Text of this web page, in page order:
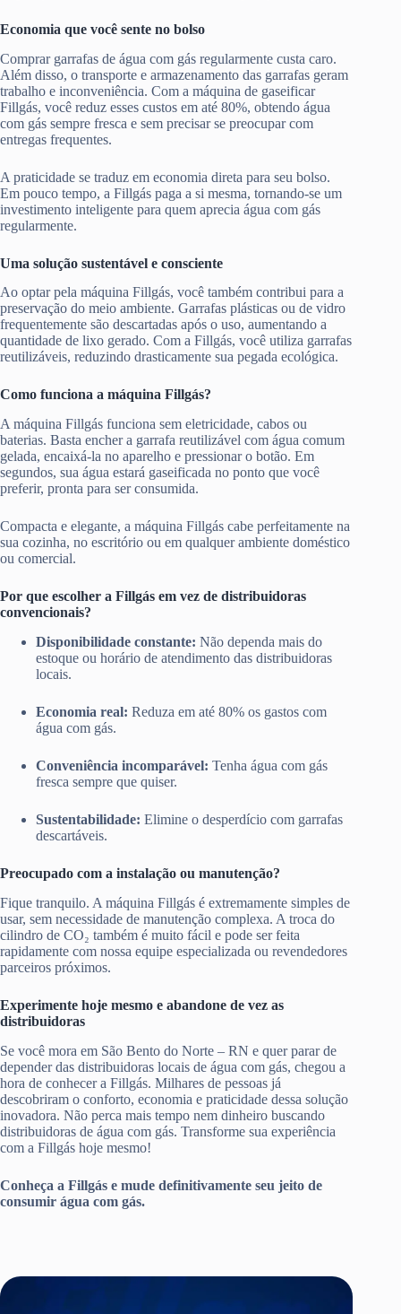
Economia que você sente no bolso
Comprar garrafas de água com gás regularmente custa caro.
Além disso, o transporte e armazenamento das garrafas geram
trabalho e inconveniência. Com a máquina de gaseificar
Fillgás, você reduz esses custos em até 80%, obtendo água
com gás sempre fresca e sem precisar se preocupar com
entregas frequentes.
A praticidade se traduz em economia direta para seu bolso.
Em pouco tempo, a Fillgás paga a si mesma, tornando-se um
investimento inteligente para quem aprecia água com gás
regularmente.
Uma solução sustentável e consciente
Ao optar pela máquina Fillgás, você também contribui para a
preservação do meio ambiente. Garrafas plásticas ou de vidro
frequentemente são descartadas após o uso, aumentando a
quantidade de lixo gerado. Com a Fillgás, você utiliza garrafas
reutilizáveis, reduzindo drasticamente sua pegada ecológica.
Como funciona a máquina Fillgás?
A máquina Fillgás funciona sem eletricidade, cabos ou
baterias. Basta encher a garrafa reutilizável com água comum
gelada, encaixá-la no aparelho e pressionar o botão. Em
segundos, sua água estará gaseificada no ponto que você
preferir, pronta para ser consumida.
Compacta e elegante, a máquina Fillgás cabe perfeitamente na
sua cozinha, no escritório ou em qualquer ambiente doméstico
ou comercial.
Por que escolher a Fillgás em vez de distribuidoras
convencionais?
Disponibilidade constante: Não dependa mais do
estoque ou horário de atendimento das distribuidoras
locais.
Economia real: Reduza em até 80% os gastos com
água com gás.
Conveniência incomparável: Tenha água com gás
fresca sempre que quiser.
Sustentabilidade: Elimine o desperdício com garrafas
descartáveis.
Preocupado com a instalação ou manutenção?
Fique tranquilo. A máquina Fillgás é extremamente simples de
usar, sem necessidade de manutenção complexa. A troca do
cilindro de CO₂ também é muito fácil e pode ser feita
rapidamente com nossa equipe especializada ou revendedores
parceiros próximos.
Experimente hoje mesmo e abandone de vez as
distribuidoras
Se você mora em São Bento do Norte – RN e quer parar de
depender das distribuidoras locais de água com gás, chegou a
hora de conhecer a Fillgás. Milhares de pessoas já
descobriram o conforto, economia e praticidade dessa solução
inovadora. Não perca mais tempo nem dinheiro buscando
distribuidoras de água com gás. Transforme sua experiência
com a Fillgás hoje mesmo!
Conheça a Fillgás e mude definitivamente seu jeito de
consumir água com gás.